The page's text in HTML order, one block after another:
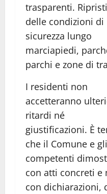
trasparenti.
delle condizioni di
sicurezza lungo
marciapiedi,
parchi e zone di
I residenti non
accetteranno
ritardi né
giustificazioni. È
che il Comune e
competenti
con atti concreti e
con dichiarazioni,